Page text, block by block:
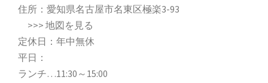
住所：愛知県名古屋市名東区極楽3-93
>>> 地図を見る
定休日：年中無休
平日：
ランチ…11:30～15:00